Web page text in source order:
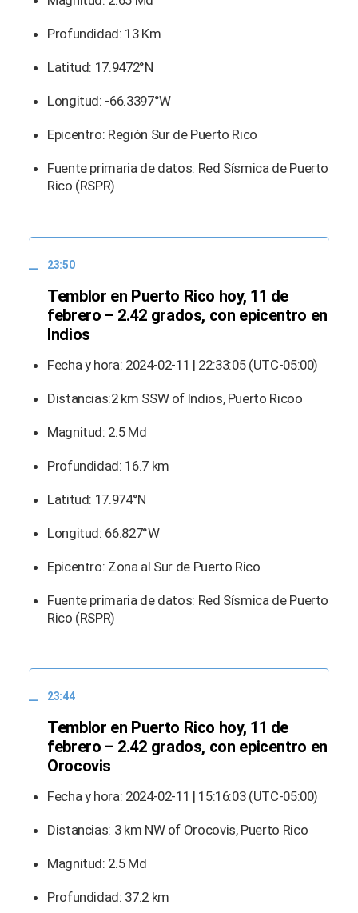
Profundidad: 13 Km
Latitud: 17.9472°N
Longitud: -66.3397°W
Epicentro: Región Sur de Puerto Rico
Fuente primaria de datos: Red Sísmica de Puerto
Rico (RSPR)
23:50
Temblor en Puerto Rico hoy, 11 de
febrero – 2.42 grados, con epicentro en
Indios
Fecha y hora: 2024-02-11 | 22:33:05 (UTC-05:00)
Distancias:2 km SSW of Indios, Puerto Ricoo
Magnitud: 2.5 Md
Profundidad: 16.7 km
Latitud: 17.974°N
Longitud: 66.827°W
Epicentro: Zona al Sur de Puerto Rico
Fuente primaria de datos: Red Sísmica de Puerto
Rico (RSPR)
23:44
Temblor en Puerto Rico hoy, 11 de
febrero – 2.42 grados, con epicentro en
Orocovis
Fecha y hora: 2024-02-11 | 15:16:03 (UTC-05:00)
Distancias: 3 km NW of Orocovis, Puerto Rico
Magnitud: 2.5 Md
Profundidad: 37.2 km